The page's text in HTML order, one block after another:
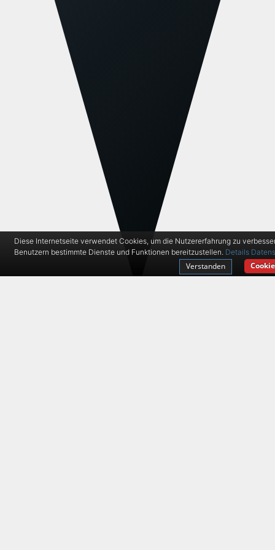
Diese Internetseite verwendet Cookies, um die Nutzererfahrung zu
Benutzern bestimmte Dienste und Funktionen bereitzustellen. Details
Verstanden